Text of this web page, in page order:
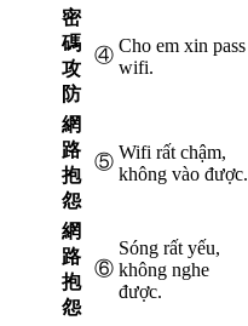
密
碼
攻
防
④ Cho em xin pass
wifi.
網
路
抱
怨
⑤ Wifi rất chậm,
không vào được.
網
路
抱
怨
⑥
Sóng rất yếu,
không nghe
được.